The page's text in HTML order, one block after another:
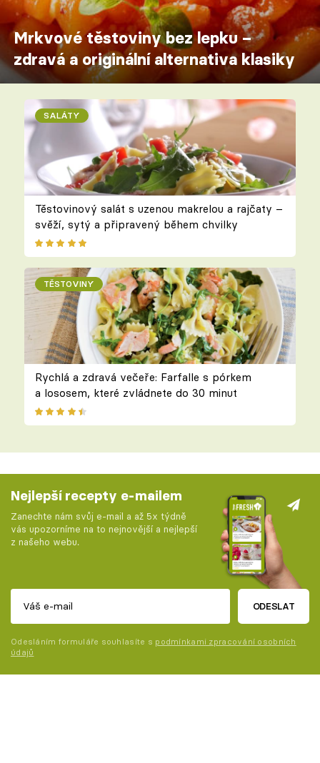
Mrkvové těstoviny bez lepku –
zdravá a originální alternativa klasiky
SALÁTY
Těstovinový salát s uzenou makrelou a rajčaty –
svěží, sytý a připravený během chvilky
TĚSTOVINY
Rychlá a zdravá večeře: Farfalle s pórkem
a lososem, které zvládnete do 30 minut
Nejlepší recepty e-mailem
Zanechte nám svůj e-mail a až 5x týdně
vás upozorníme na to nejnovější a nejlepší
z našeho webu.
ODESLAT
Odesláním formuláře souhlasíte s podmínkami zpracování osobních
údajů